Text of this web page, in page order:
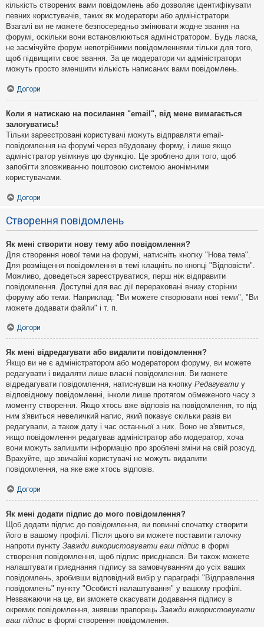
кількість створених вами повідомлень або дозволяє ідентифікувати
певних користувачів, таких як модератори або адміністратори.
Взагалі ви не можете безпосередньо змінювати жодне звання на
форумі, оскільки вони встановлюються адміністратором. Будь ласка,
не засмічуйте форум непотрібними повідомленнями тільки для того,
щоб підвищити своє звання. За це модератори чи адміністратори
можуть просто зменшити кількість написаних вами повідомлень.
Догори
Коли я натискаю на посилання "email", від мене вимагається
залогуватись!
Тільки зареєстровані користувачі можуть відправляти email-
повідомлення на форумі через вбудовану форму, і лише якщо
адміністратор увімкнув цю функцію. Це зроблено для того, щоб
запобігти зловживанню поштовою системою анонімними
користувачами.
Догори
Створення повідомлень
Як мені створити нову тему або повідомлення?
Для створення нової теми на форумі, натисніть кнопку "Нова тема".
Для розміщення повідомлення в темі клацніть по кнопці "Відповісти".
Можливо, доведеться зареєструватися, перш ніж відправити
повідомлення. Доступні для вас дії перераховані внизу сторінки
форуму або теми. Наприклад: "Ви можете створювати нові теми", "Ви
можете додавати файли" і т. п.
Догори
Як мені відредагувати або видалити повідомлення?
Якщо ви не є адміністратором або модератором форуму, ви можете
редагувати і видаляти лише власні повідомлення. Ви можете
відредагувати повідомлення, натиснувши на кнопку Редагувати у
відповідному повідомленні, інколи лише протягом обмеженого часу з
моменту створення. Якщо хтось вже відповів на повідомлення, то під
ним з'явиться невеличкий напис, який показує скільки разів ви
редагували, а також дату і час останньої з них. Воно не з'явиться,
якщо повідомлення редагував адміністратор або модератор, хоча
вони можуть залишити інформацію про зроблені зміни на свій розсуд.
Врахуйте, що звичайні користувачі не можуть видалити
повідомлення, на яке вже хтось відповів.
Догори
Як мені додати підпис до мого повідомлення?
Щоб додати підпис до повідомлення, ви повинні спочатку створити
його в вашому профілі. Після цього ви можете поставити галочку
напроти пункту Завжди використовувати ваш підпис в формі
створення повідомлення, щоб підпис приєднався. Ви також можете
налаштувати приєднання підпису за замовчуванням до усіх ваших
повідомлень, зробивши відповідний вибір у параграфі "Відправлення
повідомлень" пункту "Особисті налаштування" у вашому профілі.
Незважаючи на це, ви зможете скасувати додавання підпису в
окремих повідомлення, знявши прапорець Завжди використовувати
ваш підпис в формі створення повідомлення.